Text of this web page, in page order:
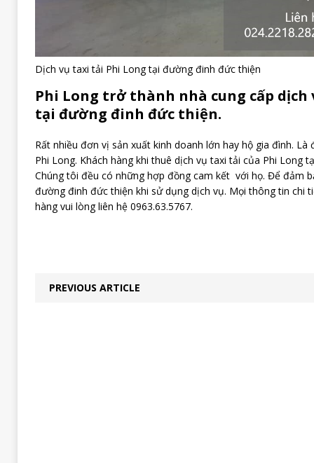
Dịch vụ taxi tải Phi Long tại đường đinh đức thiện
Phi Long trở thành nhà cung cấp dịch
tại đường đinh đức thiện.
Rất nhiều đơn vị sản xuất kinh doanh lớn hay hộ gia đình. Là
Phi Long. Khách hàng khi thuê dịch vụ taxi tải của Phi Long
Chúng tôi đều có những hợp đồng cam kết với họ. Để đảm
đường đinh đức thiện khi sử dụng dịch vụ. Mọi thông tin chi
hàng vui lòng liên hệ 0963.63.5767.
PREVIOUS ARTICLE